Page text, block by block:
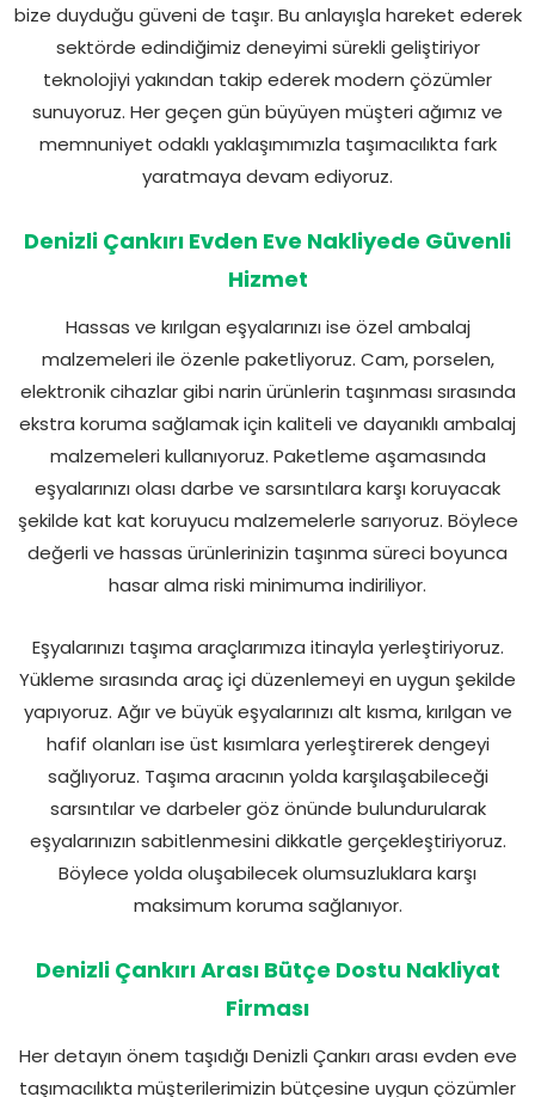
bize duyduğu güveni de taşır. Bu anlayışla hareket ederek
sektörde edindiğimiz deneyimi sürekli geliştiriyor
teknolojiyi yakından takip ederek modern çözümler
sunuyoruz. Her geçen gün büyüyen müşteri ağımız ve
memnuniyet odaklı yaklaşımımızla taşımacılıkta fark
yaratmaya devam ediyoruz.
Denizli Çankırı Evden Eve Nakliyede Güvenli
Hizmet
Hassas ve kırılgan eşyalarınızı ise özel ambalaj
malzemeleri ile özenle paketliyoruz. Cam, porselen,
elektronik cihazlar gibi narin ürünlerin taşınması sırasında
ekstra koruma sağlamak için kaliteli ve dayanıklı ambalaj
malzemeleri kullanıyoruz. Paketleme aşamasında
eşyalarınızı olası darbe ve sarsıntılara karşı koruyacak
şekilde kat kat koruyucu malzemelerle sarıyoruz. Böylece
değerli ve hassas ürünlerinizin taşınma süreci boyunca
hasar alma riski minimuma indiriliyor.
Eşyalarınızı taşıma araçlarımıza itinayla yerleştiriyoruz.
Yükleme sırasında araç içi düzenlemeyi en uygun şekilde
yapıyoruz. Ağır ve büyük eşyalarınızı alt kısma, kırılgan ve
hafif olanları ise üst kısımlara yerleştirerek dengeyi
sağlıyoruz. Taşıma aracının yolda karşılaşabileceği
sarsıntılar ve darbeler göz önünde bulundurularak
eşyalarınızın sabitlenmesini dikkatle gerçekleştiriyoruz.
Böylece yolda oluşabilecek olumsuzluklara karşı
maksimum koruma sağlanıyor.
Denizli Çankırı Arası Bütçe Dostu Nakliyat
Firması
Her detayın önem taşıdığı Denizli Çankırı arası evden eve
taşımacılıkta müşterilerimizin bütçesine uygun çözümler